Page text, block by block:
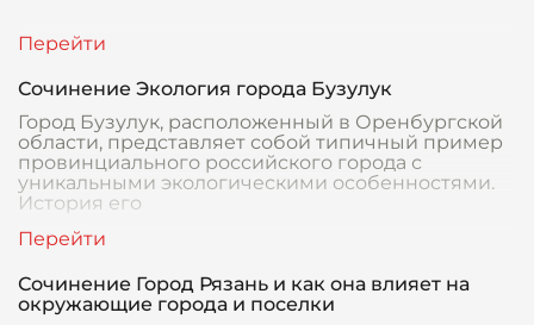
Сочинение Экология города Бузулук
Город Бузулук, расположенный в Оренбургской
области, представляет собой типичный пример
провинциального российского города с
уникальными экологическими особенностями.
История его
Сочинение Город Рязань и как она влияет на
окружающие города и поселки